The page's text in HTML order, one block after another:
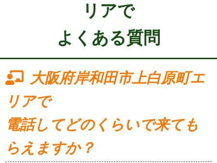
リアで
よくある質問
大阪府岸和田市上白原町エ
リアで
電話してどのくらいで来ても
らえますか？